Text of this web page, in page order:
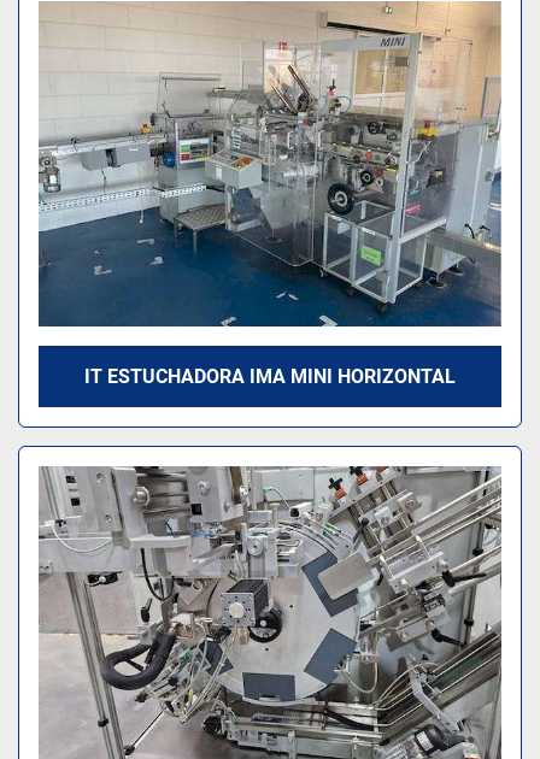
IT ESTUCHADORA IMA MINI HORIZONTAL